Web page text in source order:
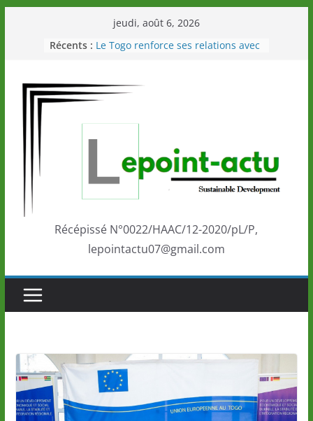
jeudi, août 6, 2026
Récents : Le Togo renforce ses relations avec
Éléphants en Côte d’Ivoire
LOTO DETENTE”, un nouveau tirage
marque de confiance au Togo sur
la scène internationale au-delà des
performances de ses athlètes
Togo: Que retenir de la politique
éducation et de l’ambition de
Récépissé N°0022/HAAC/12-2020/pL/P,
lepointactu07@gmail.com